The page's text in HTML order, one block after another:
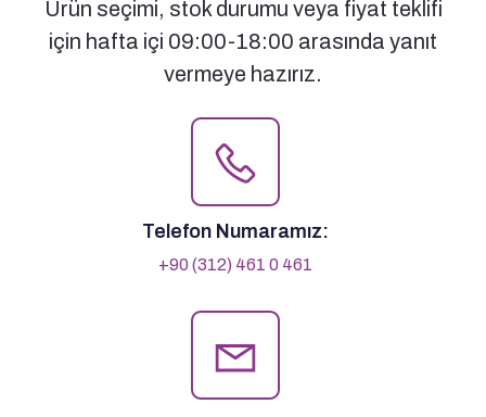
Ürün seçimi, stok durumu veya fiyat teklifi
için hafta içi 09:00-18:00 arasında yanıt
vermeye hazırız.
Telefon Numaramız:
+90 (312) 461 0 461